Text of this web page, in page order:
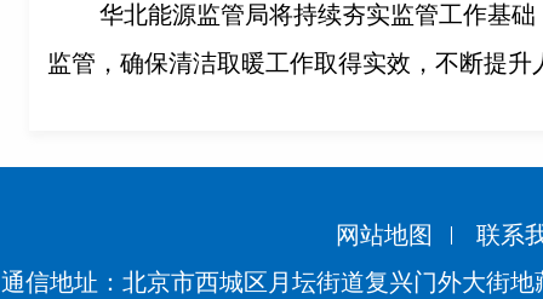
华北能源监管局将持续夯实监管工作基
监管，确保清洁取暖工作取得实效，不断提
网站地图
联系
通信地址：北京市西城区月坛街道复兴门外大街